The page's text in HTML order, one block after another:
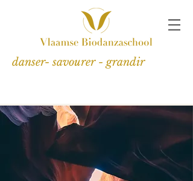
danser- savourer - grandir